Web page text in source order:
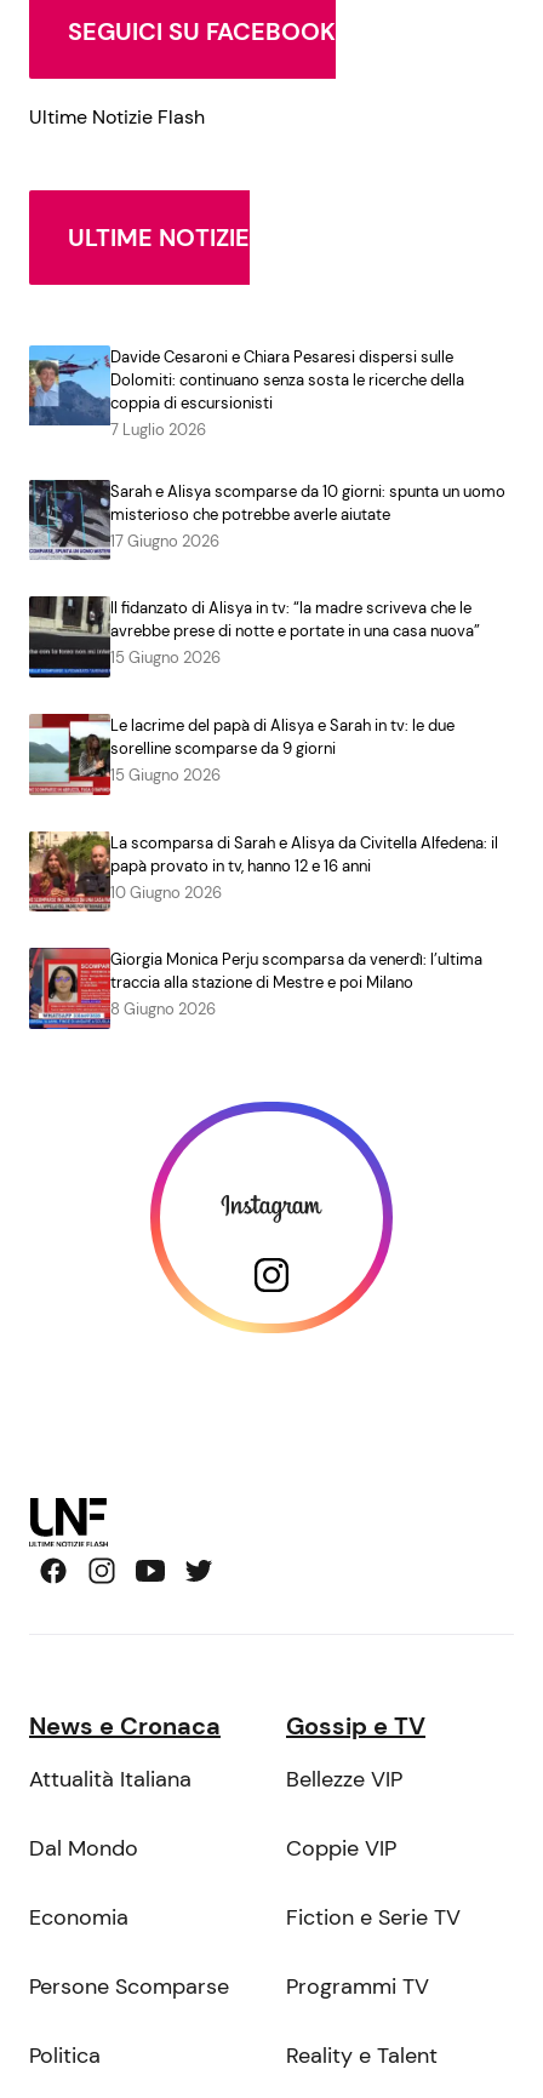
SEGUICI SU FACEBOOK
Ultime Notizie Flash
ULTIME NOTIZIE
Davide Cesaroni e Chiara Pesaresi dispersi sulle
Dolomiti: continuano senza sosta le ricerche della
coppia di escursionisti
7 Luglio 2026
Sarah e Alisya scomparse da 10 giorni: spunta un uomo
misterioso che potrebbe averle aiutate
17 Giugno 2026
Il fidanzato di Alisya in tv: “la madre scriveva che le
avrebbe prese di notte e portate in una casa nuova”
15 Giugno 2026
Le lacrime del papà di Alisya e Sarah in tv: le due
sorelline scomparse da 9 giorni
15 Giugno 2026
La scomparsa di Sarah e Alisya da Civitella Alfedena: il
papà provato in tv, hanno 12 e 16 anni
10 Giugno 2026
Giorgia Monica Perju scomparsa da venerdì: l’ultima
traccia alla stazione di Mestre e poi Milano
8 Giugno 2026
News e Cronaca
Attualità Italiana
Dal Mondo
Economia
Persone Scomparse
Politica
Gossip e TV
Bellezze VIP
Coppie VIP
Fiction e Serie TV
Programmi TV
Reality e Talent